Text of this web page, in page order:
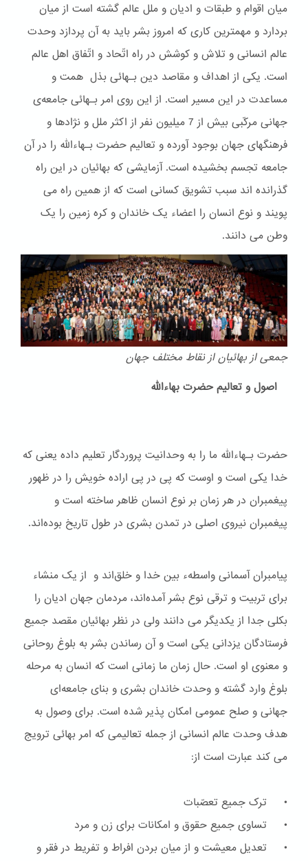
میان اقوام و طبقات و ادیان و ملل عالم گشته است از میان
بردارد و مهمترین کاری که امروز بشر باید به آن پردازد وحدت
عالم انسانی و تلاش و کوشش در راه اتّحاد و اتّفاق اهل عالم
است. یکی از اهداف و مقاصد دین بـهائی بذل همت و
مساعدت در این مسیر است. از این روی امر بـهائی جامعه‌ی
جهانی مرکّبی بیش از 7 میلیون نفر از اکثر ملل و نژادها و
فرهنگهای جهان بوجود آورده و تعالیم حضرت بـهاءالله را در آن
جامعه تجسم بخشیده است. آزمایشی که بهائیان در این راه
گذرانده اند سبب تشویق کسانی است که از همین راه می
پویند و نوع انسان را اعضاء یک خاندان و کره زمین را یک
وطن می دانند.
جمعی از بهائیان از نقاط مختلف جهان
اصول و تعالیم حضرت بهاءالله
حضرت بـهاءالله ما را به وحدانیت پروردگار تعلیم داده یعنی که
خدا یکی است و اوست که پی در پی اراده خویش را در ظهور
پیغمبران در هر زمان بر نوع انسان ظاهر ساخته است و
پیغمبران نیروی اصلی در تمدن بشری در طول تاریخ بوده‌اند.
پیامبران آسمانی واسطهء بین خدا و خلق‌اند و از یک منشاء
برای تربیت و ترقی نوع بشر آمده‌اند، مردمان جهان ادیان را
بکلی جدا از یکدیگر می دانند ولی در نظر بهائیان مقصد جمیع
فرستادگان یزدانی یکی است و آن رساندن بشر به بلوغ روحانی
و معنوی او است. حال زمان ما زمانی است که انسان به مرحله
بلوغ وارد گشته و وحدت خاندان بشری و بنای جامعه‌ای
جهانی و صلح عمومی امکان پذیر شده است. برای وصول به
هدف وحدت عالم انسانی از جمله تعالیمی که امر بهائی ترویج
می کند عبارت است از:
• ترک جمیع تعصّبات
• تساوی جمیع حقوق و امکانات برای زن و مرد
• تعدیل معیشت و از میان بردن افراط و تفریط در فقر و